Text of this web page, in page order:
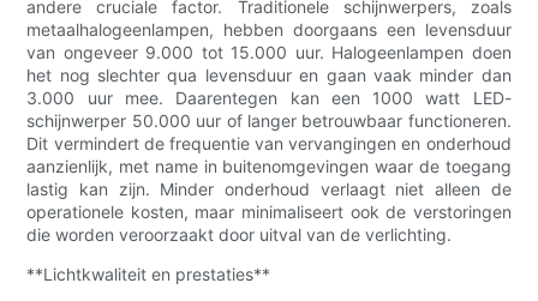
andere cruciale factor. Traditionele schijnwerpers, zoals
metaalhalogeenlampen, hebben doorgaans een levensduur
van ongeveer 9.000 tot 15.000 uur. Halogeenlampen doen
het nog slechter qua levensduur en gaan vaak minder dan
3.000 uur mee. Daarentegen kan een 1000 watt LED-
schijnwerper 50.000 uur of langer betrouwbaar functioneren.
Dit vermindert de frequentie van vervangingen en onderhoud
aanzienlijk, met name in buitenomgevingen waar de toegang
lastig kan zijn. Minder onderhoud verlaagt niet alleen de
operationele kosten, maar minimaliseert ook de verstoringen
die worden veroorzaakt door uitval van de verlichting.
**Lichtkwaliteit en prestaties**